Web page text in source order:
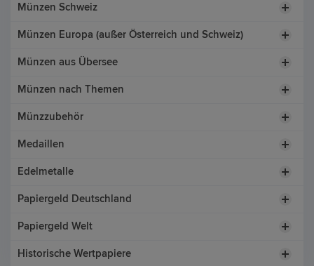
Münzen Schweiz
Münzen Europa (außer Österreich und Schweiz)
Münzen aus Übersee
Münzen nach Themen
Münzzubehör
Medaillen
Edelmetalle
Papiergeld Deutschland
Papiergeld Welt
Historische Wertpapiere